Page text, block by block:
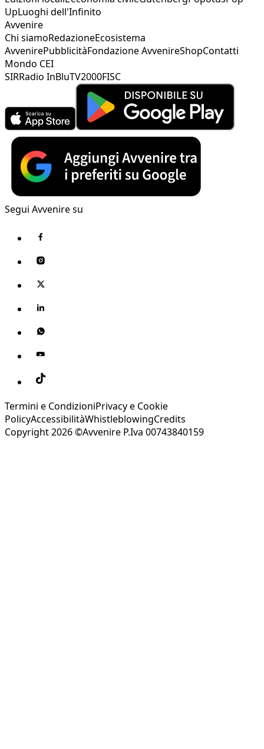
UpLuoghi dell'Infinito
Avvenire
Chi siamoRedazioneEcosistema
AvvenirePubblicitàFondazione AvvenireShopContatti
Mondo CEI
SIRRadio InBluTV2000FISC
Segui Avvenire su
Termini e CondizioniPrivacy e Cookie
PolicyAccessibilitàWhistleblowingCredits
Copyright 2026 ©Avvenire P.Iva 00743840159